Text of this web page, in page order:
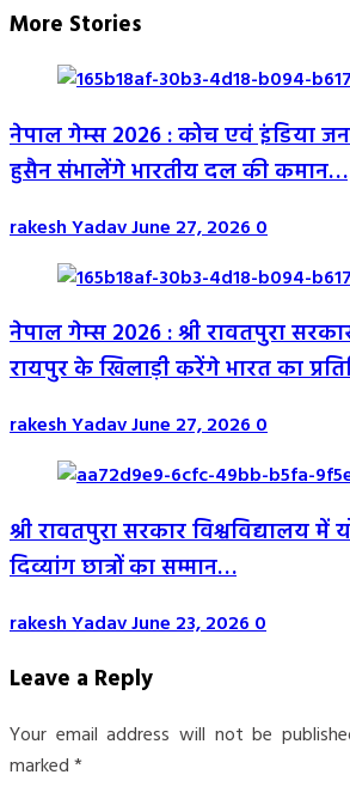
More Stories
नेपाल गेम्स 2026 : कोच एवं इंडिया
हुसैन संभालेंगे भारतीय दल की कमान…
rakesh YadavJune 27, 20260
नेपाल गेम्स 2026 : श्री रावतपुरा
रायपुर के खिलाड़ी करेंगे भारत का
rakesh YadavJune 27, 20260
श्री रावतपुरा सरकार विश्वविद्यालय में
दिव्यांग छात्रों का सम्मान…
rakesh YadavJune 23, 20260
Leave a Reply
Your email address will not be
marked*